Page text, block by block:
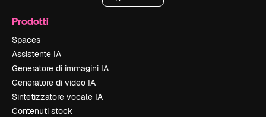
Prodotti
Spaces
Assistente IA
Generatore di immagini IA
Generatore di video IA
Sintetizzatore vocale IA
Contenuti stock